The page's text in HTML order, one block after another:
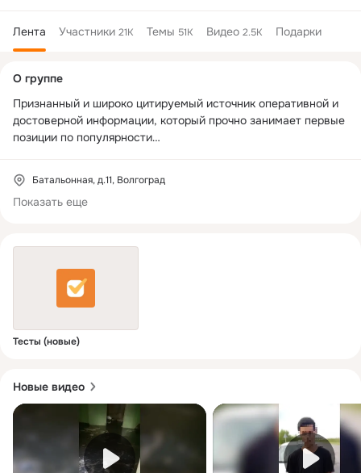
Лента Участники 21K Темы 51K Видео 2.5K Подарки
Тесты (новые)
Новые видео
колонка
О группе
Признанный и широко цитируемый источник оперативной и
достоверной информации, который прочно занимает первые
позиции по популярности
Есть новости или интересные темы?
Пишите нам в Тг или МАХ  8937-55-66-102
https://vk.com/v102ru
https://ok.ru/v102ru
- https://t.me/infoV102ru
https://knd.gov.ru/license?
id=678656b7fe9f431615fea2b1&registryType=bloggersPermissio
Батальонная, д.11, Волгоград
Показать еще